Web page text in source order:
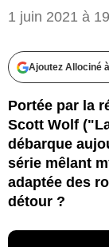
1 juin 2021 à
Ajoutez Allociné
Portée par la
Scott Wolf
débarque
série mêlant
adaptée des
détour ?